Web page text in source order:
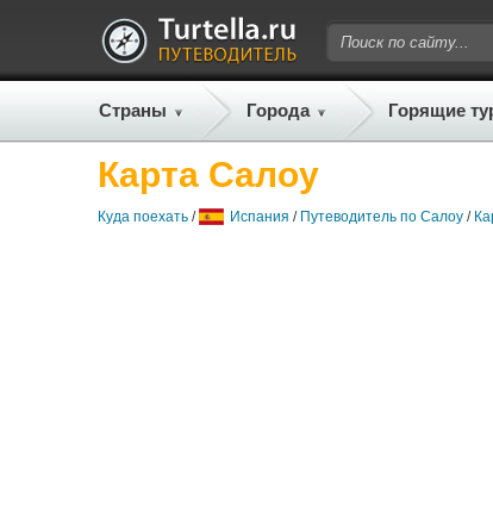
Страны Города Горящие
Карта Салоу
Куда поехать / Испания / Путеводитель по Салоу /